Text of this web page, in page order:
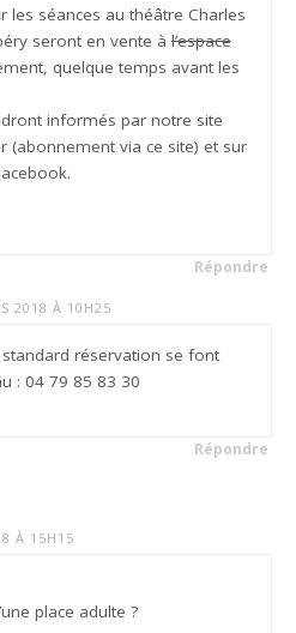
les séances au théâtre Charles
seront en vente àl’espace
quelque temps avant les
informés par notre site
(abonnement via ce site) et sur
Répondre
2018 À 10H25
réservation se font
: 04 79 85 83 30
Répondre
À 15H15
place adulte ?